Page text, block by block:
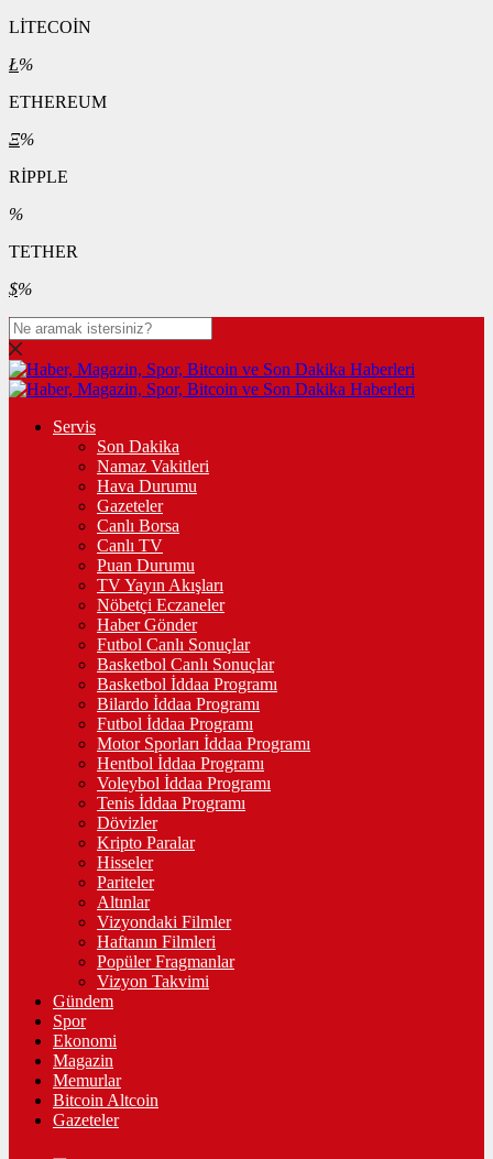
LİTECOİN
Ł%
ETHEREUM
Ξ%
RİPPLE
%
TETHER
$%
Servis
Son Dakika
Namaz Vakitleri
Hava Durumu
Gazeteler
Canlı Borsa
Canlı TV
Puan Durumu
TV Yayın Akışları
Nöbetçi Eczaneler
Haber Gönder
Futbol Canlı Sonuçlar
Basketbol Canlı Sonuçlar
Basketbol İddaa Programı
Bilardo İddaa Programı
Futbol İddaa Programı
Motor Sporları İddaa Programı
Hentbol İddaa Programı
Voleybol İddaa Programı
Tenis İddaa Programı
Dövizler
Kripto Paralar
Hisseler
Pariteler
Altınlar
Vizyondaki Filmler
Haftanın Filmleri
Popüler Fragmanlar
Vizyon Takvimi
Gündem
Spor
Ekonomi
Magazin
Memurlar
Bitcoin Altcoin
Gazeteler